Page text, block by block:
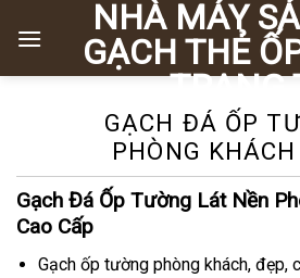
đến
NHÀ MÁY
GẠCH THẺ
TRANG
GẠCH ĐÁ ỐP
PHÒNG
Gạch Đá Ốp Tường Lát Nền
Cao Cấp
Gạch ốp tường phòng khách, đẹp,